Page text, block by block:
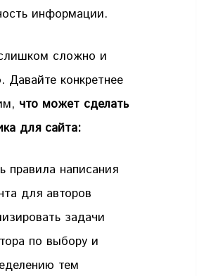
информации.
сложно и
Давайте конкретнее
что может сделать
для сайта:
правила написания
для авторов
задачи
по выбору и
тем